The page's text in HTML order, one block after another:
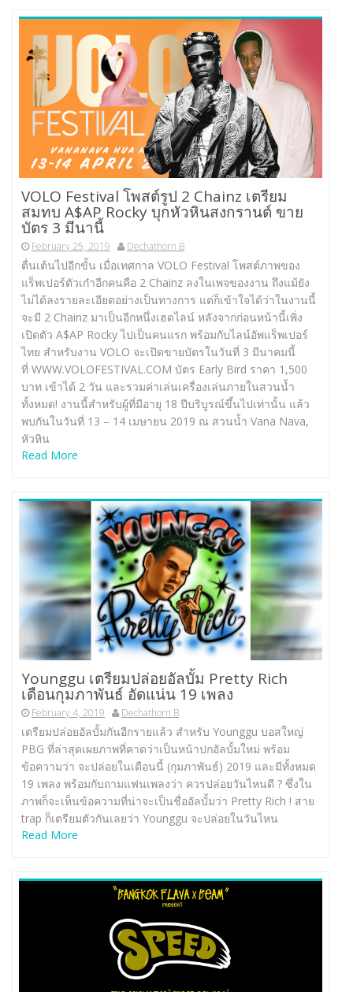
VOLO Festival โพสต์รูป 2 Chainz เตรียม
สมทบ A$AP Rocky บุกหัวหินสงกรานต์ ขาย
บัตร 3 มีนานี้
February 25, 2019 Dechathorn B
ตื่นเต้นไปอีกขั้น เมื่อเทศกาล VOLO Festival โพสต์ภาพของ
แร็พเปอร์ตัวเก๋าอีกคนคือ 2 Chainz ลงในเพจของงาน ถึงแม้ยัง
ไม่ได้ลงรายละเอียดอย่างเป็นทางการ แต่ก็เข้าใจได้ว่าในงานนี้
จะมี 2 Chainz มาเป็นอีกหนึ่งเฮดไลน์ หลังจากก่อนหน้านี้เพิ่ง
เปิดตัว A$AP Rocky ไปเป็นคนแรก พร้อมกับไลน์อัพแร็พเปอร์
ไทย สำหรับงาน VOLO จะเปิดขายบัตรในวันที่ 3 มีนาคมนี้
ที่ WWW.VOLOFESTIVAL.COM บัตร Early Bird ราคา 1,500
บาท เข้าได้ 2 วัน และรวมค่าเล่นเครื่องเล่นภายในสวนน้ำ
ทั้งหมด! งานนี้สำหรับผู้ที่มีอายุ 18 ปีบริบูรณ์ขึ้นไปเท่านั้น แล้ว
พบกันในวันที่ 13 – 14 เมษายน 2019 ณ สวนน้ำ Vana Nava,
หัวหิน
Read More
Younggu เตรียมปล่อยอัลบั้ม Pretty Rich
เดือนกุมภาพันธ์ อัดแน่น 19 เพลง
February 4, 2019 Dechathorn B
เตรียมปล่อยอัลบั้มกันอีกรายแล้ว สำหรับ Younggu บอสใหญ่
PBG ที่ล่าสุดเผยภาพที่คาดว่าเป็นหน้าปกอัลบั้มใหม่ พร้อม
ข้อความว่า จะปล่อยในเดือนนี้ (กุมภาพันธ์) 2019 และมีทั้งหมด
19 เพลง พร้อมกับถามแฟนเพลงว่า ควรปล่อยวันไหนดี ? ซึ่งใน
ภาพก็จะเห็นข้อความที่น่าจะเป็นชื่ออัลบั้มว่า Pretty Rich ! สาย
trap ก็เตรียมตัวกันเลยว่า Younggu จะปล่อยในวันไหน
Read More